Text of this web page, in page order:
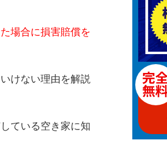
場合に損害賠償を
けない理由を解説
ている空き家に知